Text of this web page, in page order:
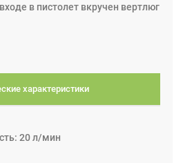
в пистолет вкручен вертлюг
характеристики
20 л/мин